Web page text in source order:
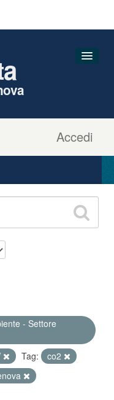
Accedi
- Settore
Tag:
co2